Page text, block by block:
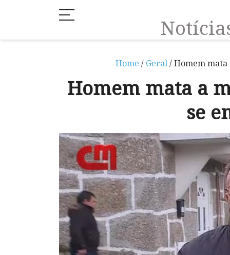
Home / Geral/ Homem mata
Homem mata a
se